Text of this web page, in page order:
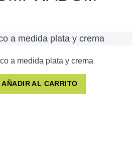
a medida plata y crema
AÑADIR AL CARRITO